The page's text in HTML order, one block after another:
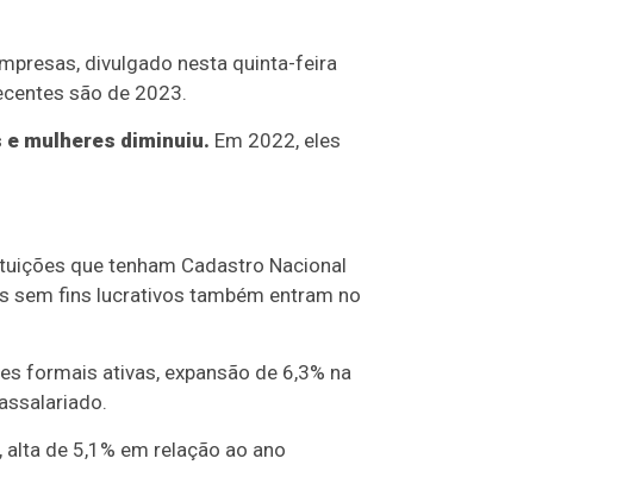
divulgado nesta quinta-feira
são de 2023.
mulheres diminuiu. Em 2022, eles
que tenham Cadastro Nacional
sem fins lucrativos também entram no
formais ativas, expansão de 6,3% na
de 5,1% em relação ao ano